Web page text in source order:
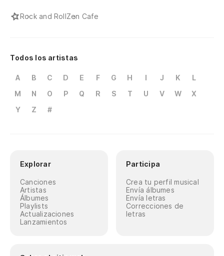
Rock and RollZen Cafe
Todos los artistas
A B C D E F G H I J K
L
M
N O P Q R S T U V W
X
Y
Z #
Explorar
Canciones
Artistas
Álbumes
Playlists
Actualizaciones
Lanzamientos
Participa
Crea tu perfil musical
Envía álbumes
Envía letras
Correcciones de
letras